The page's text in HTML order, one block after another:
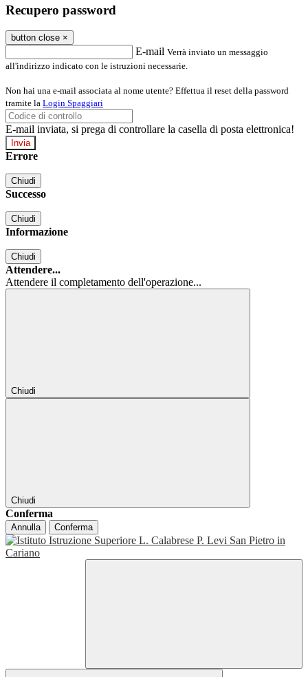
Recupero password
button close ×
E-mail Verrà inviato un messaggio
all'indirizzo indicato con le istruzioni necessarie.
Non hai una e-mail associata al nome utente? Effettua il reset della password
tramite la Login Spaggiari
E-mail inviata, si prega di controllare la casella di posta elettronica!
Errore
Chiudi
Successo
Chiudi
Informazione
Chiudi
Attendere...
Attendere il completamento dell'operazione...
Chiudi
Chiudi
Conferma
Annulla Conferma